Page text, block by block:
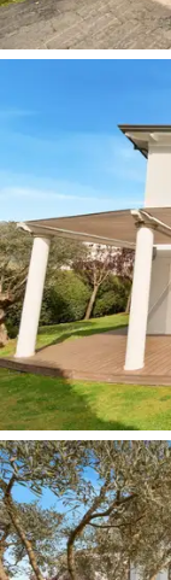
patio coperto
piano, la
ebagno en-
Completano il
ciascuna con
ospita una
suite,
tonalità neutre
Il piano
benessere e
all’occhiello
turcorivestito
8 persone e
e surround
Sempre al